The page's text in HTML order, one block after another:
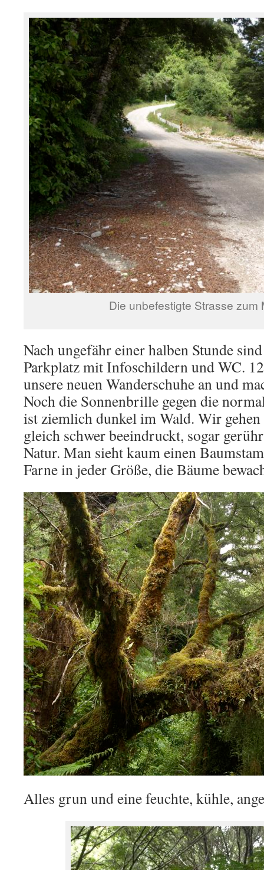
Die unbefestigte Strasse zum
Nach ungefähr einer halben Stunde
Parkplatz mit Infoschildern und WC.
unsere neuen Wanderschuhe an und
Noch die Sonnenbrille gegen die
ist ziemlich dunkel im Wald. Wir
gleich schwer beeindruckt, sogar
Natur. Man sieht kaum einen
Farne in jeder Größe, die Bäume
Alles grun und eine feuchte, kühle,